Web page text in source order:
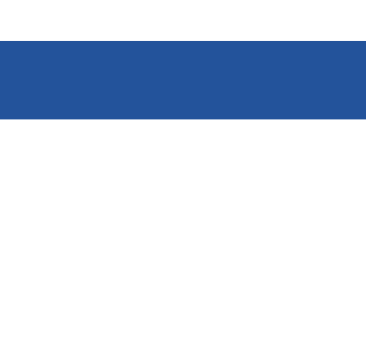
66 46Çatalca ve çevre ilçelerde 15 dakikada yerinde akü takviye